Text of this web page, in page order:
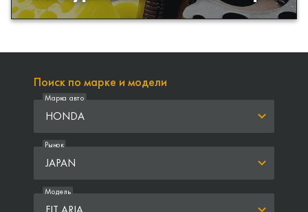
Поиск по марке и модели
HONDA
Марка авто
JAPAN
Рынок
Модель